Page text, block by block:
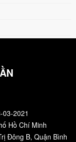
2021
Hồ Chí Minh
Đông B, Quận Bình